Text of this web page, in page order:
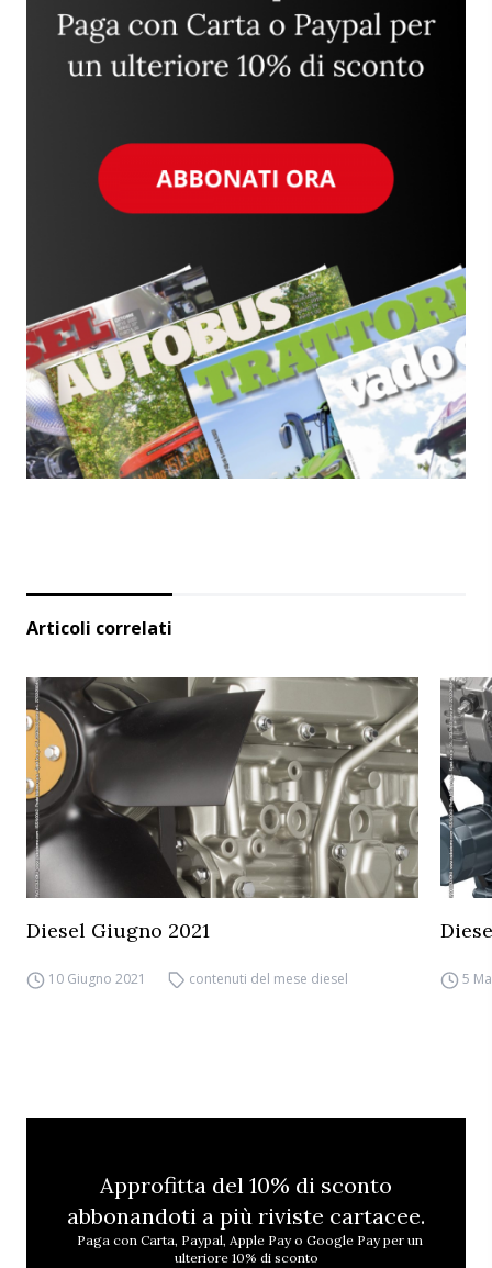
Articoli correlati
Diesel Giugno 2021
10 Giugno 2021 contenuti del mese diesel 5
Approfitta del 10% di sconto
abbonandoti a più riviste cartacee.
Paga con Carta, Paypal, Apple Pay o Google Pay per un
ulteriore 10% di sconto